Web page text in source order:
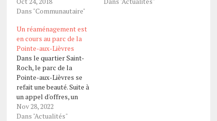
Dans "Communautaire"
Un réaménagement est
en cours au parc de la
Pointe-aux-Lièvres
Dans le quartier Saint-
Roch, le parc de la
Pointe-aux-Lièvres se
refait une beauté. Suite à
un appel d'offres, un
entrepreneur sera
bientôt sélectionné pour
Nov 28, 2022
Dans "Actualités"